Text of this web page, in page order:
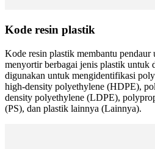
Kode resin plastik
Kode resin plastik membantu
menyortir berbagai jenis plastik untuk
digunakan untuk mengidentifikasi
high-density polyethylene (HDPE),
density polyethylene (LDPE),
(PS), dan plastik lainnya (Lainnya).